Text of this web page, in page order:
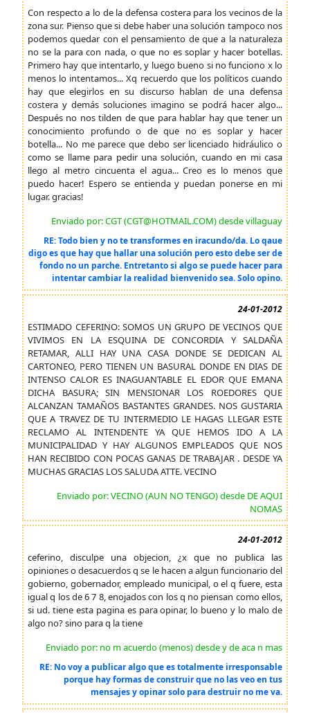
Con respecto a lo de la defensa costera para los vecinos de la
zona sur. Pienso que si debe haber una solución tampoco nos
podemos quedar con el pensamiento de que a la naturaleza
no se la para con nada, o que no es soplar y hacer botellas.
Primero hay que intentarlo, y luego bueno si no funciono x lo
menos lo intentamos... Xq recuerdo que los políticos cuando
hay que elegirlos en su discurso hablan de una defensa
costera y demás soluciones imagino se podrá hacer algo...
Después no nos tilden de que para hablar hay que tener un
conocimiento profundo o de que no es soplar y hacer
botella... No me parece que debo ser licenciado hidráulico o
como se llame para pedir una solución, cuando en mi casa
llego al metro cincuenta el agua... Creo es lo menos que
puedo hacer! Espero se entienda y puedan ponerse en mi
lugar. gracias!
Enviado por: CGT (CGT@HOTMAIL.COM) desde villaguay
RE: Todo bien y no te transformes en iracundo/da. Lo qaue
digo es que hay que hallar una solución pero esto debe ser de
fondo no un parche. Entretanto si algo se puede hacer para
intentar cambiar la realidad bienvenido sea. Solo opino.
24-01-2012
ESTIMADO CEFERINO: SOMOS UN GRUPO DE VECINOS QUE
VIVIMOS EN LA ESQUINA DE CONCORDIA Y SALDAÑA
RETAMAR, ALLI HAY UNA CASA DONDE SE DEDICAN AL
CARTONEO, PERO TIENEN UN BASURAL DONDE EN DIAS DE
INTENSO CALOR ES INAGUANTABLE EL EDOR QUE EMANA
DICHA BASURA; SIN MENSIONAR LOS ROEDORES QUE
ALCANZAN TAMAÑOS BASTANTES GRANDES. NOS GUSTARIA
QUE A TRAVEZ DE TU INTERMEDIO LE HAGAS LLEGAR ESTE
RECLAMO AL INTENDENTE YA QUE HEMOS IDO A LA
MUNICIPALIDAD Y HAY ALGUNOS EMPLEADOS QUE NOS
HAN RECIBIDO CON POCAS GANAS DE TRABAJAR . DESDE YA
MUCHAS GRACIAS LOS SALUDA ATTE. VECINO
Enviado por: VECINO (AUN NO TENGO) desde DE AQUI
NOMAS
24-01-2012
ceferino, disculpe una objecion, ¿x que no publica las
opiniones o desacuerdos q se le hacen a algun funcionario del
gobierno, gobernador, empleado municipal, o el q fuere, esta
igual q los de 6 7 8, enojados con los q no piensan como ellos,
si ud. tiene esta pagina es para opinar, lo bueno y lo malo de
algo no? sino para q la tiene
Enviado por: no m acuerdo (menos) desde y de aca n mas
RE: No voy a publicar algo que es totalmente irresponsable
porque hay formas de construir que no las veo en tus
mensajes y opinar solo para destruir no me va.